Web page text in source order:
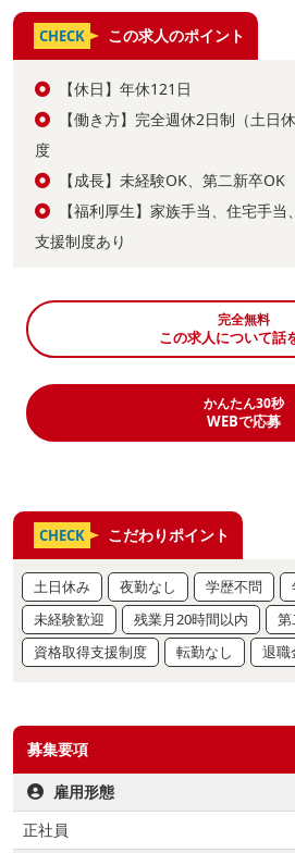
CHECK この求人のポイント
【休日】年休121日
【働き方】完全週休2日制（土日
度
【成長】未経験OK、第二新卒OK
【福利厚生】家族手当、住宅手
支援制度あり
完全無料
この求人について話
かんたん30秒
WEBで応募
CHECK こだわりポイント
土日休み 夜勤なし 学歴不問
未経験歓迎
残業月20時間以内 第
資格取得支援制度
転勤なし 退職
募集要項
雇用形態
正社員